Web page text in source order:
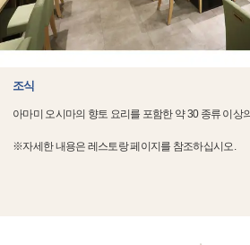
조식
아마미 오시마의 향토 요리를 포함한 약 30 종류 이상
※자세한 내용은 레스토랑 페이지를 참조하십시오.